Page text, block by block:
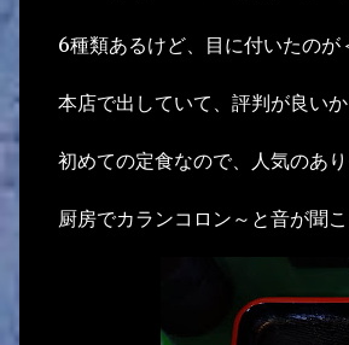
6種類あるけど、目に付いたのが
本店で出していて、評判が良い
初めての定食なので、人気のあ
厨房でカランコロン～と音が聞